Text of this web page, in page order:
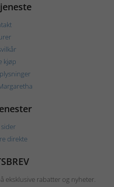
kjøp
direkte
eksklusive rabatter og nyheter.